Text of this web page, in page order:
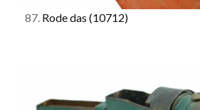
87. Rode das (10712)